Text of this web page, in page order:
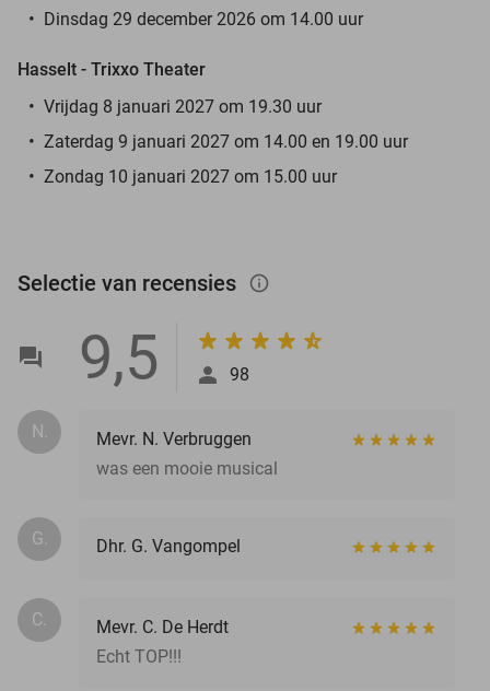
Dinsdag 29 december 2026 om 14.00 uur
Hasselt - Trixxo Theater
Vrijdag 8 januari 2027 om 19.30 uur
Zaterdag 9 januari 2027 om 14.00 en 19.00 uur
Zondag 10 januari 2027 om 15.00 uur
Selectie van recensies info_outlined
9,5 98
N.
Mevr. N. Verbruggen
was een mooie musical
G. Dhr. G. Vangompel
C.
Mevr. C. De Herdt
Echt TOP!!!